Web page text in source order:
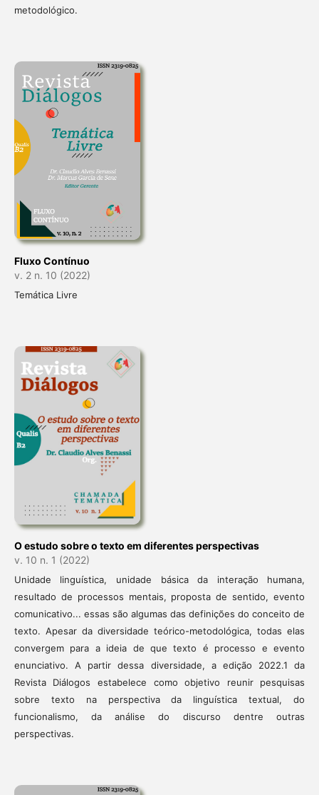
metodológico.
Fluxo Contínuo
v. 2 n. 10 (2022)
Temática Livre
O estudo sobre o texto em diferentes perspectivas
v. 10 n. 1 (2022)
Unidade linguística, unidade básica da interação humana,
resultado de processos mentais, proposta de sentido, evento
comunicativo... essas são algumas das definições do conceito de
texto. Apesar da diversidade teórico-metodológica, todas elas
convergem para a ideia de que texto é processo e evento
enunciativo. A partir dessa diversidade, a edição 2022.1 da
Revista Diálogos estabelece como objetivo reunir pesquisas
sobre texto na perspectiva da linguística textual, do
funcionalismo, da análise do discurso dentre outras
perspectivas.